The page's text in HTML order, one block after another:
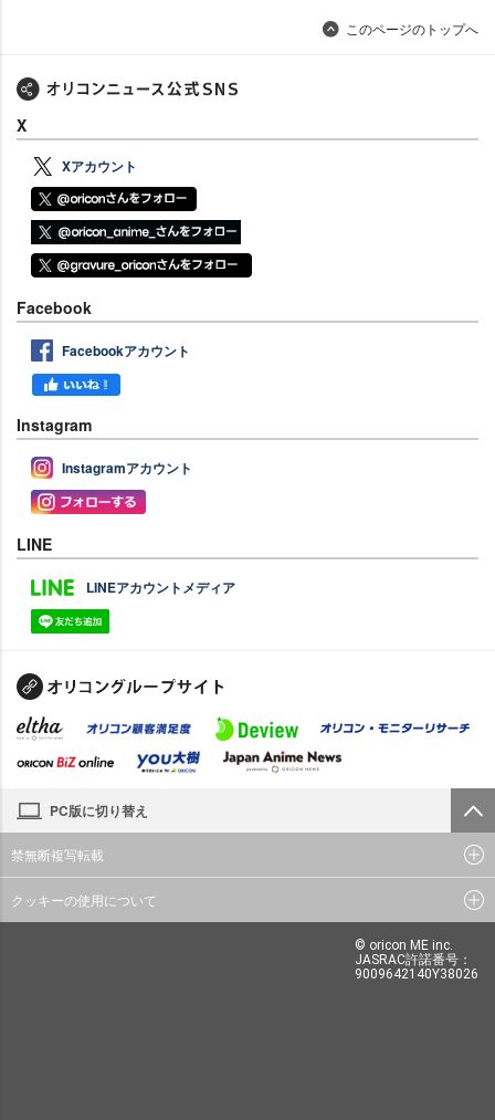
このページのトップへ
X
Xアカウント
Facebook
Facebookアカウント
Instagram
Instagramアカウント
LINE
LINEアカウントメディア
PC版に切り替え
禁無断複写転載
クッキーの使用について
© oricon ME inc.
JASRAC許諾番号：
9009642140Y38026